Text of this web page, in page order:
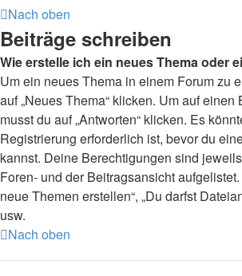
Nach oben
Beiträge schreiben
Wie erstelle ich ein neues Thema oder
Um ein neues Thema in einem Forum zu
auf „Neues Thema“ klicken. Um auf einen
musst du auf „Antworten“ klicken. Es
Registrierung erforderlich ist, bevor du
kannst. Deine Berechtigungen sind
Foren- und der Beitragsansicht aufgelistet.
neue Themen erstellen“, „Du darfst
usw.
Nach oben